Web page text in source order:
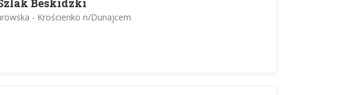
Beskidzki
- Krościenko n/Dunajcem